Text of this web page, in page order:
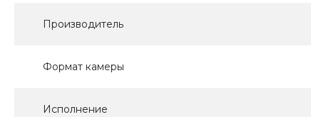
Производитель
Формат камеры
Исполнение